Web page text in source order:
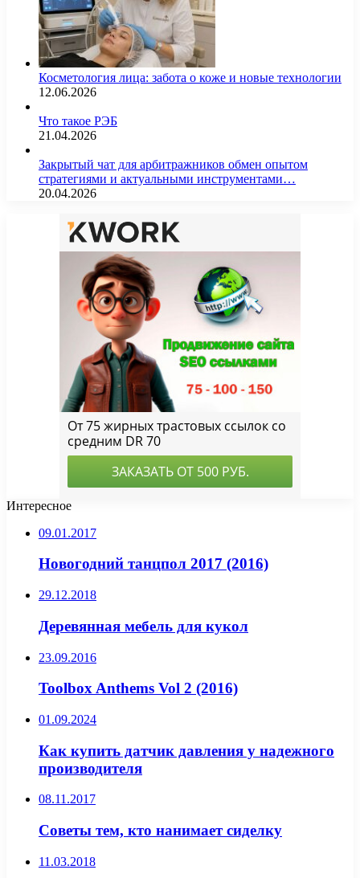
Косметология лица: забота о коже и новые технологии
12.06.2026
Что такое РЭБ
21.04.2026
Закрытый чат для арбитражников обмен опытом
стратегиями и актуальными инструментами…
20.04.2026
Интересное
09.01.2017
Новогодний танцпол 2017 (2016)
29.12.2018
Деревянная мебель для кукол
23.09.2016
Toolbox Anthems Vol 2 (2016)
01.09.2024
Как купить датчик давления у надежного
производителя
08.11.2017
Советы тем, кто нанимает сиделку
11.03.2018